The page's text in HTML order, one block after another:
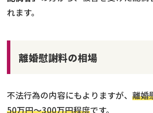
れます。
離婚慰謝料の相場
不法行為の内容にもよりますが、 離婚
50万円～300万円程度です。